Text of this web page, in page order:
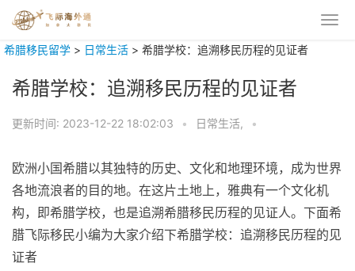
希腊移民留学 > 日常生活 > 希腊学校：追溯移民历程的见证者
希腊学校：追溯移民历程的见证者
更新时间: 2023-12-22 18:02:03 • 日常生活, •
欧洲小国希腊以其独特的历史、文化和地理环境，成为世界
各地流浪者的目的地。在这片土地上，雅典有一个文化机
构，即希腊学校，也是追溯希腊移民历程的见证人。下面希
腊飞际移民小编为大家介绍下希腊学校：追溯移民历程的见
证者